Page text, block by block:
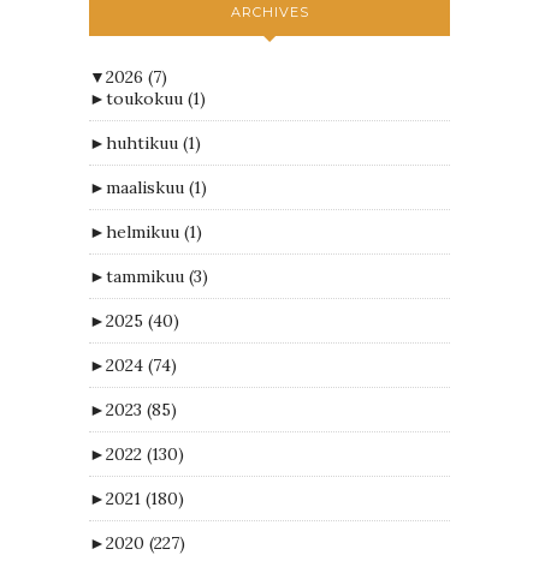
ARCHIVES
▼2026 (7)
►toukokuu (1)
►huhtikuu (1)
►maaliskuu (1)
►helmikuu (1)
►tammikuu (3)
►2025 (40)
►2024 (74)
►2023 (85)
►2022 (130)
►2021 (180)
►2020 (227)